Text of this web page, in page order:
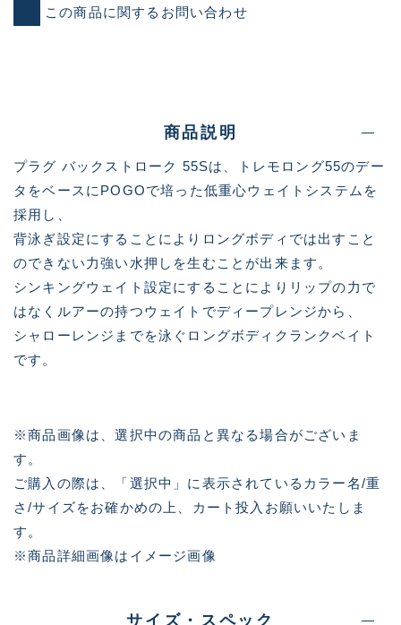
この商品に関するお問い合わせ
商品説明
プラグ バックストローク 55Sは、トレモロング55のデー
タをベースにPOGOで培った低重心ウェイトシステムを
採用し、
背泳ぎ設定にすることによりロングボディでは出すこと
のできない力強い水押しを生むことが出来ます。
シンキングウェイト設定にすることによりリップの力で
はなくルアーの持つウェイトでディープレンジから、
シャローレンジまでを泳ぐロングボディクランクベイト
です。
※商品画像は、選択中の商品と異なる場合がございま
す。
ご購入の際は、「選択中」に表示されているカラー名/重
さ/サイズをお確かめの上、カート投入お願いいたしま
す。
※商品詳細画像はイメージ画像
サイズ・スペック